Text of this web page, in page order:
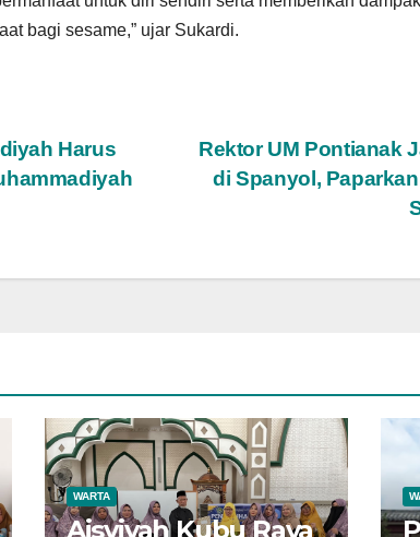
bagi sesame,” ujar Sukardi.
Rektor UM Pontianak
di Spanyol,
Harus
WARTA
Aisyiyah Kubu Raya